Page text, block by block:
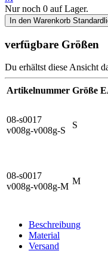
Nur noch 0 auf Lager.
In den Warenkorb
verfügbare Größen
Du erhältst diese Ansicht
Artikelnummer Größe
08-s0017
v008g-v008g-S
S
08-s0017
v008g-v008g-M
M
Beschreibung
Material
Versand